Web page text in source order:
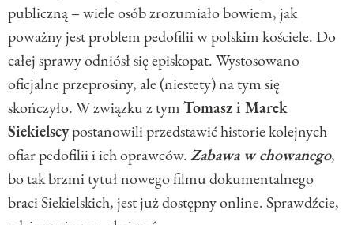
publiczną – wiele osób zrozumiało bowiem, jak
poważny jest problem pedofilii w polskim kościele. Do
całej sprawy odniósł się episkopat. Wystosowano
oficjalne przeprosiny, ale (niestety) na tym się
skończyło. W związku z tymTomasz i Marek
Siekielscypostanowili przedstawić historie kolejnych
ofiar pedofilii i ich oprawców.Zabawa w chowanego,
bo tak brzmi tytuł nowego filmu dokumentalnego
braci Siekielskich, jest już dostępny online. Sprawdźcie,